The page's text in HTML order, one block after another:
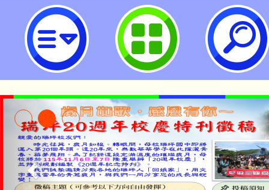
銓敘部書函以，各級公立學校編制
士）2人，現職人員僅1人請假未達
務出缺情形，得否依各機關職務代
第5點規定約聘或約僱人員辦理其
案-桃園市立瑞坪國民中學